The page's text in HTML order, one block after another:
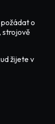
o
strojově
žijete v